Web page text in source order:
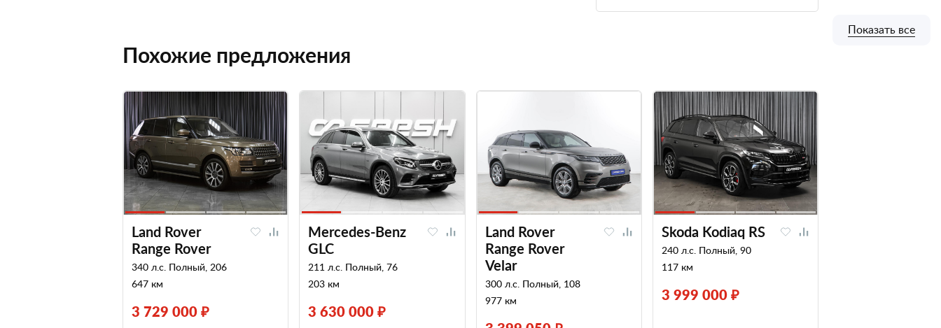
Похожие предложения
Land Rover
Range Rover
340 л.с. Полный, 206
647 км
3 729 000 ₽
Mercedes-Benz
GLC
211 л.с. Полный, 76
203 км
3 630 000 ₽
Land Rover
Range Rover
Velar
300 л.с. Полный, 108
977 км
Skoda Kodiaq RS
240 л.с. Полный, 90
117 км
3 999 000 ₽
Показать все